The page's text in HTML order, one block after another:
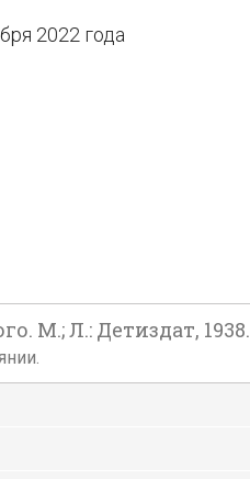
2022 года
М.; Л.: Детиздат, 1938.